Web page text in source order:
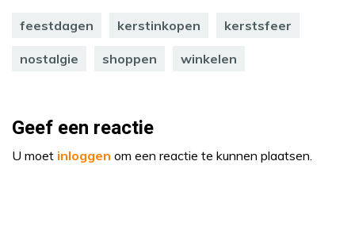
feestdagen kerstinkopen kerstsfeer
nostalgie shoppen winkelen
Geef een reactie
U moet inloggen om een reactie te kunnen plaatsen.